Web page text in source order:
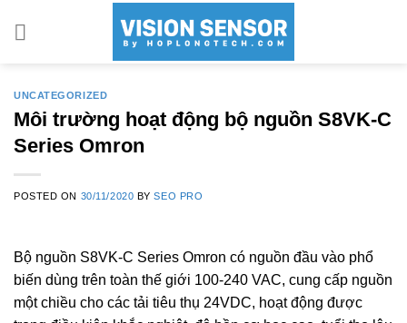
UNCATEGORIZED
Môi trường hoạt động bộ nguồn S8VK-C
Series Omron
POSTED ON 30/11/2020 BYSEO PRO
Bộ nguồn S8VK-C Series Omron có nguồn đầu vào phổ
biến dùng trên toàn thế giới 100-240 VAC, cung cấp nguồn
một chiều cho các tải tiêu thụ 24VDC, hoạt động được